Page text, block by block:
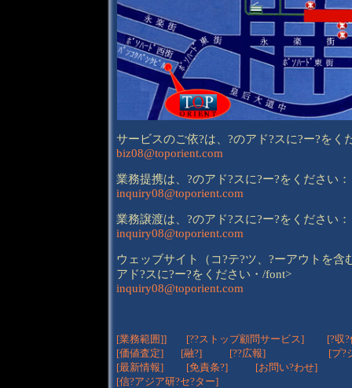
サービスのご依?は、?のアド?スに?ー?をく
biz08@toporient.com
業務提携は、?のアド?スに?ー?をください：
inquiry08@toporient.com
業務譲渡は、?のアド?スに?ー?をください：
inquiry08@toporient.com
ウェッブサイト（コ?テ?ツ、?ーアウトを含
アド?スに?ー?をください・/font>
inquiry08@toporient.com
[業務範囲]] [??ストップ顧問サービス]
[?収
[価値査定]
[融?] [??広報]
[プ?
[最新情報] [免責条?]
[お問い?わせ]
[信?アジア研?セ?ター]